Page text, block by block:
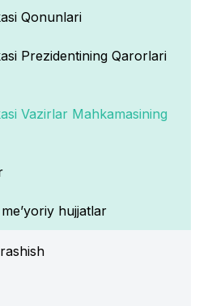
Qonunlari
Prezidentining Qarorlari
Vazirlar Mahkamasining
hujjatlar